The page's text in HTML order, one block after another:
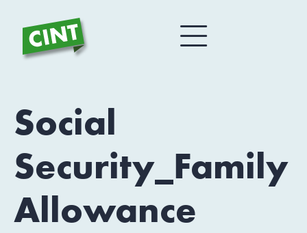
Social
Security_Family
Allowance